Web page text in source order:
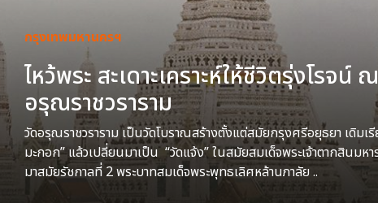
กรุงเทพมหานครฯ
ไหว้พระ สะเดาะเคราะห์ให้ชีวิตรุ่งโรจน์
อรุณราชวราราม
วัดอรุณราชวราราม เป็นวัดโบราณสร้างตั้งแต่สมัยกรุงศรีอยุธยา เดิมเรี
มะกอก” แล้วเปลี่ยนมาเป็น “วัดแจ้ง” ในสมัยสมเด็จพระเจ้าตากสินมห
มาสมัยรัชกาลที่ 2 พระบาทสมเด็จพระพุทธเลิศหล้านภาลัย ..